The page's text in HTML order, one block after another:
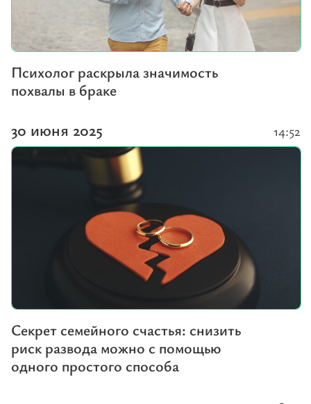
Психолог раскрыла значимость
похвалы в браке
30 июня 2025
Секрет семейного счастья: снизить
риск развода можно с помощью
одного простого способа
14:52